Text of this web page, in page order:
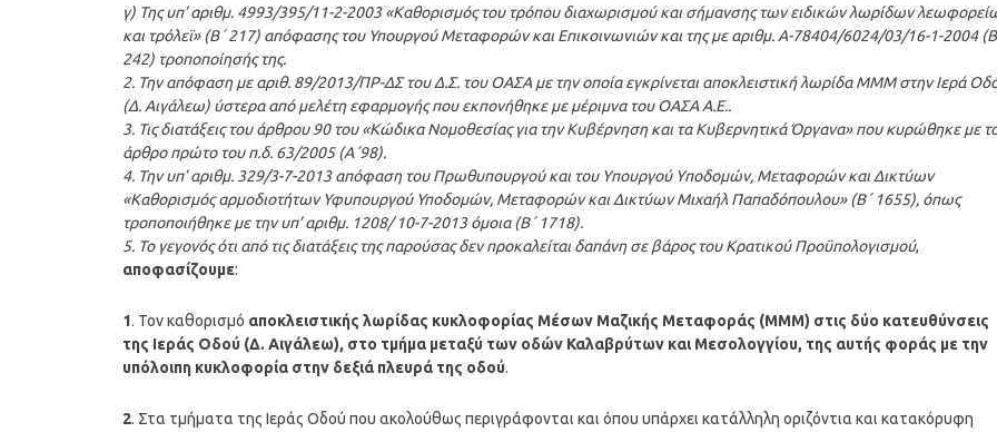
γ) Της υπ’ αριθμ. 4993/395/11-2-2003 «Καθορισμός του τρόπου διαχωρισμού και σήμανσης των ειδικών λωρίδων
και τρόλεϊ» (Β΄ 217) απόφασης του Υπουργού Μεταφορών και Επικοινωνιών και της με αριθμ. Α-78404/6024/03/16-1-2004
242) τροποποίησής της.
2. Την απόφαση με αριθ. 89/2013/ΠΡ-ΔΣ του Δ.Σ. του ΟΑΣΑ με την οποία εγκρίνεται αποκλειστική λωρίδα ΜΜΜ στην Ιερά
(Δ. Αιγάλεω) ύστερα από μελέτη εφαρμογής που εκπονήθηκε με μέριμνα του ΟΑΣΑ Α.Ε..
3. Τις διατάξεις του άρθρου 90 του «Κώδικα Νομοθεσίας για την Κυβέρνηση και τα Κυβερνητικά Όργανα» που κυρώθηκε με
άρθρο πρώτο του π.δ. 63/2005 (Α΄98).
4. Την υπ’ αριθμ. 329/3-7-2013 απόφαση του Πρωθυπουργού και του Yπουργού Yποδομών, Μεταφορών και Δικτύων
«Καθορισμός αρμοδιοτήτων Υφυπουργού Υποδομών, Μεταφορών και Δικτύων Μιχαήλ Παπαδόπουλου» (Β΄ 1655), όπως
τροποποιήθηκε με την υπ’ αριθμ. 1208/ 10-7-2013 όμοια (Β΄ 1718).
5. Το γεγονός ότι από τις διατάξεις της παρούσας δεν προκαλείται δαπάνη σε βάρος του Κρατικού Προϋπολογισμού,
αποφασίζουμε:
1. Τον καθορισμό αποκλειστικής λωρίδας κυκλοφορίας Μέσων Μαζικής Μεταφοράς (ΜΜΜ) στις δύο κατευθύνσεις
της Ιεράς Οδού (Δ. Αιγάλεω), στο τμήμα μεταξύ των οδών Καλαβρύτων και Μεσολογγίου, της αυτής φοράς με την
υπόλοιπη κυκλοφορία στην δεξιά πλευρά της οδού.
2. Στα τμήματα της Ιεράς Οδού που ακολούθως περιγράφονται και όπου υπάρχει κατάλληλη οριζόντια και κατακόρυφη